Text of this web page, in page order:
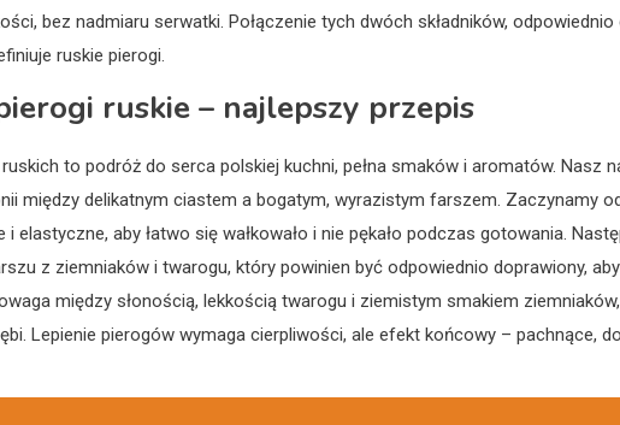
bez nadmiaru serwatki. Połączenie tych dwóch składników, odpowiednio
ruskie pierogi.
ruskie – najlepszy przepis
to podróż do serca polskiej kuchni, pełna smaków i aromatów. Nasz
między delikatnym ciastem a bogatym, wyrazistym farszem. Zaczynamy
elastyczne, aby łatwo się wałkowało i nie pękało podczas gotowania.
z ziemniaków i twarogu, który powinien być odpowiednio doprawiony, aby
między słonością, lekkością twarogu i ziemistym smakiem
Lepienie pierogów wymaga cierpliwości, ale efekt końcowy – pachnące,